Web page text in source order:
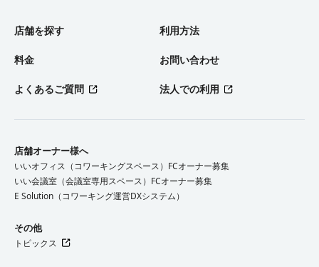
店舗を探す 利用方法
料金 お問い合わせ
よくあるご質問 法人での利用
店舗オーナー様へ
いいオフィス（コワーキングスペース）FCオーナー募集
いい会議室（会議室専用スペース）FCオーナー募集
E Solution（コワーキング運営DXシステム）
その他
トピックス